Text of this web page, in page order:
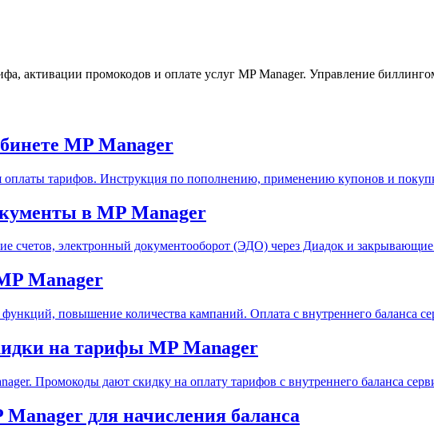
активации промокодов и оплате услуг MP Manager. Управление
MP Manager
оплаты тарифов. Инструкция по пополнению, применению купонов и
в MP Manager
счетов, электронный документооборот (ЭДО) через Диадок и
Manager
повышение количества кампаний. Оплата с внутреннего баланса
на тарифы MP Manager
Промокоды дают скидку на оплату тарифов с внутреннего баланса
для начисления баланса